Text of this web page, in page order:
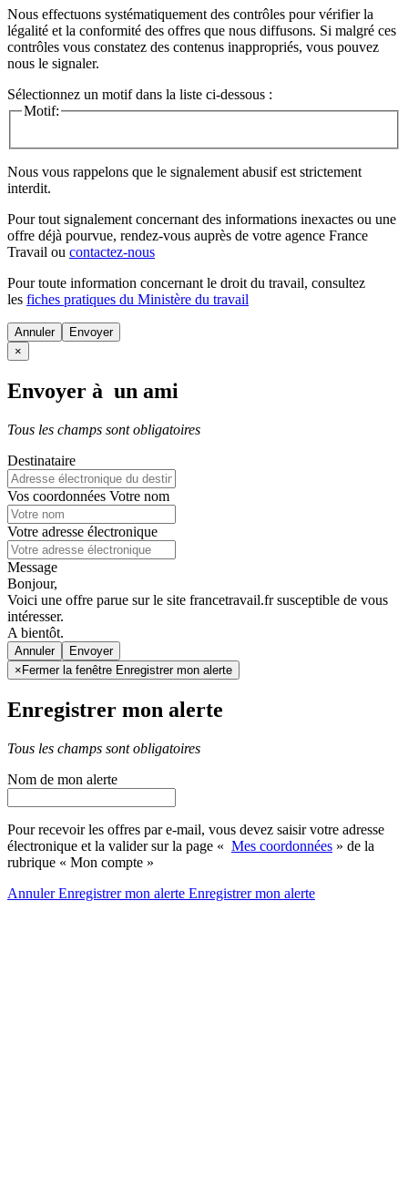
Nous effectuons systématiquement des contrôles pour vérifier la
légalité et la conformité des offres que nous diffusons. Si malgré ces
contrôles vous constatez des contenus inappropriés, vous pouvez
nous le signaler.
Sélectionnez un motif dans la liste ci-dessous :
Motif:
Nous vous rappelons que le signalement abusif est strictement
interdit.
Pour tout signalement concernant des informations inexactes ou une
offre déjà pourvue, rendez-vous auprès de votre agence France
Travail ou contactez-nous
Pour toute information concernant le droit du travail, consultez
les fiches pratiques du Ministère du travail
Annuler
×
Envoyer à un ami
Tous les champs sont obligatoires
Destinataire
Vos coordonnées Votre nom
Votre adresse électronique
Message
Bonjour,
Voici une offre parue sur le site francetravail.fr susceptible de vous
intéresser.
A bientôt.
Annuler
× Fermer la fenêtre Enregistrer mon alerte
Enregistrer mon alerte
Tous les champs sont obligatoires
Nom de mon alerte
Pour recevoir les offres par e-mail, vous devez saisir votre adresse
électronique et la valider sur la page « Mes coordonnées » de la
rubrique « Mon compte »
AnnulerEnregistrer mon alerte Enregistrermon alerte